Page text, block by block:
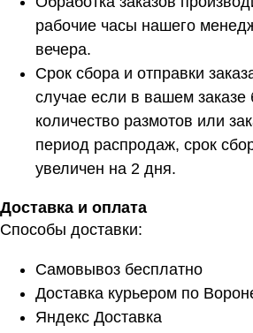
рабочие часы нашего
вечера.
Срок сбора и отправки
случае если в вашем
количество размотов или
период распродаж, срок
увеличен на 2 дня.
Доставка и оплата
Способы доставки:
Самовывоз бесплатно
Доставка курьером по
Яндекс Доставка